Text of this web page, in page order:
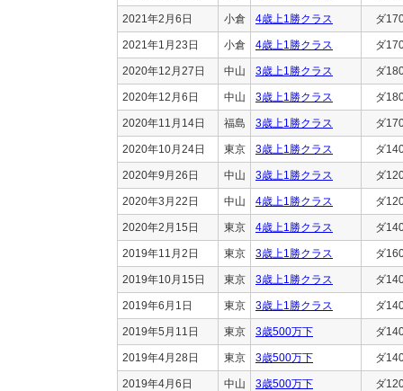
2021年2月6日 小倉 4歳上1勝クラス ダ
2021年1月23日 小倉 4歳上1勝クラス ダ
2020年12月27日 中山 3歳上1勝クラス ダ
2020年12月6日 中山 3歳上1勝クラス ダ
2020年11月14日 福島 3歳上1勝クラス ダ
2020年10月24日 東京 3歳上1勝クラス ダ
2020年9月26日 中山 3歳上1勝クラス ダ
2020年3月22日 中山 4歳上1勝クラス ダ
2020年2月15日 東京 4歳上1勝クラス ダ
2019年11月2日 東京 3歳上1勝クラス ダ
2019年10月15日 東京 3歳上1勝クラス ダ
2019年6月1日 東京 3歳上1勝クラス ダ
2019年5月11日 東京 3歳500万下 ダ
2019年4月28日 東京 3歳500万下 ダ
2019年4月6日 中山 3歳500万下 ダ